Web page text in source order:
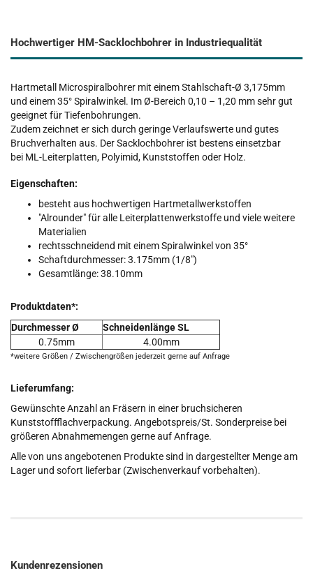
Hochwertiger HM-Sacklochbohrer in Industriequalität
Hartmetall Microspiralbohrer mit einem Stahlschaft-Ø 3,175mm
und einem 35° Spiralwinkel. Im Ø-Bereich 0,10 – 1,20 mm sehr gut
geeignet für Tiefenbohrungen.
Zudem zeichnet er sich durch geringe Verlaufswerte und gutes
Bruchverhalten aus. Der Sacklochbohrer ist bestens einsetzbar
bei ML-Leiterplatten, Polyimid, Kunststoffen oder Holz.
Eigenschaften:
besteht aus hochwertigen Hartmetallwerkstoffen
"Alrounder" für alle Leiterplattenwerkstoffe und viele weitere
Materialien
rechtsschneidend mit einemSpiralwinkel von 35°
Schaftdurchmesser: 3.175mm (1/8")
Gesamtlänge: 38.10mm
Produktdaten*:
Durchmesser Ø
Schneidenlänge SL
0.75mm
4.00mm
*weitere Größen / Zwischengrößen jederzeit gerne auf Anfrage
Lieferumfang:
Gewünschte Anzahl an Fräsern in einer bruchsicheren
Kunststoffflachverpackung. Angebotspreis/St. Sonderpreise bei
größeren Abnahmemengen gerne auf Anfrage.
Alle von uns angebotenen Produkte sind in dargestellter Menge am
Lager und sofort lieferbar (Zwischenverkauf vorbehalten).
Kundenrezensionen